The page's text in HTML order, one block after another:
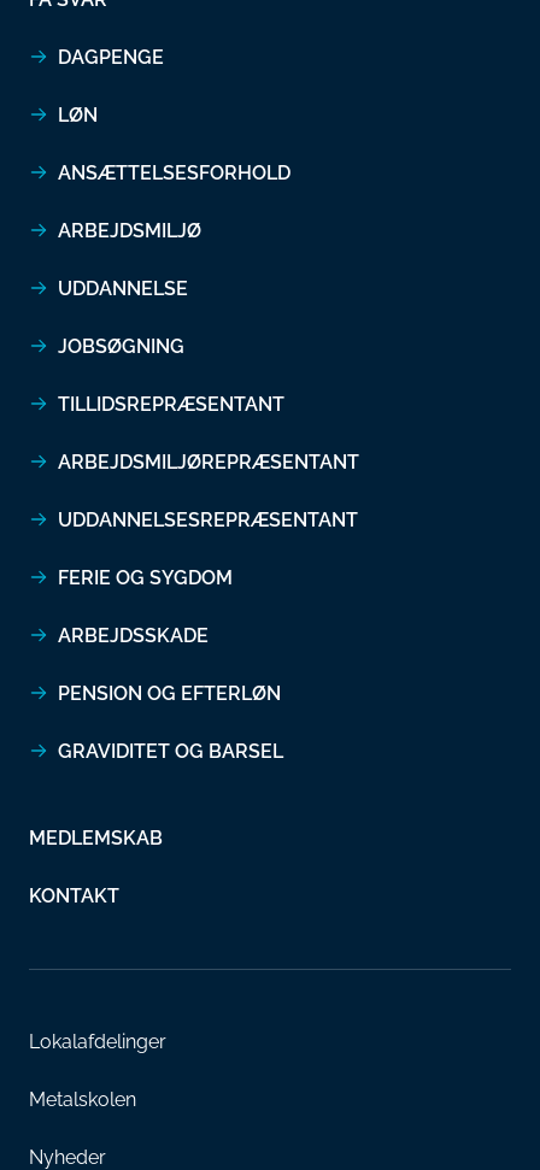
DAGPENGE
LØN
ANSÆTTELSESFORHOLD
ARBEJDSMILJØ
UDDANNELSE
JOBSØGNING
TILLIDSREPRÆSENTANT
ARBEJDSMILJØREPRÆSENTANT
UDDANNELSESREPRÆSENTANT
FERIE OG SYGDOM
ARBEJDSSKADE
PENSION OG EFTERLØN
GRAVIDITET OG BARSEL
MEDLEMSKAB
KONTAKT
Lokalafdelinger
Metalskolen
Nyheder